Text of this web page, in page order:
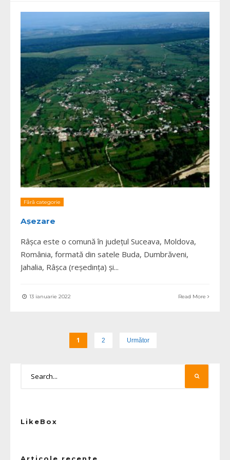
Fără categorie
Așezare
Râșca este o comună în județul Suceava, Moldova,
România, formată din satele Buda, Dumbrăveni,
Jahalia, Râșca (reședința) și...
13 ianuarie 2022 Read More
1 2 Următor
LikeBox
Articole recente